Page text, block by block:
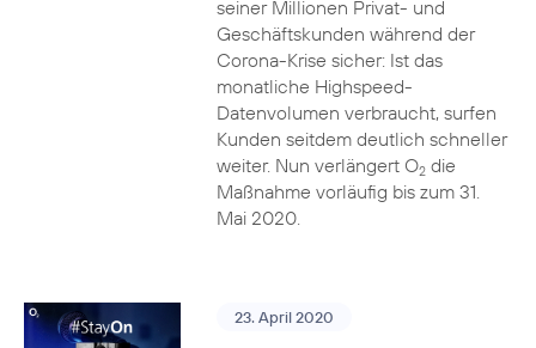
seiner Millionen Privat- und
Geschäftskunden während der
Corona-Krise sicher: Ist das
monatliche Highspeed-
Datenvolumen verbraucht, surfen
Kunden seitdem deutlich schneller
weiter. Nun verlängert O2die
Maßnahme vorläufig bis zum 31.
Mai 2020.
23. April 2020